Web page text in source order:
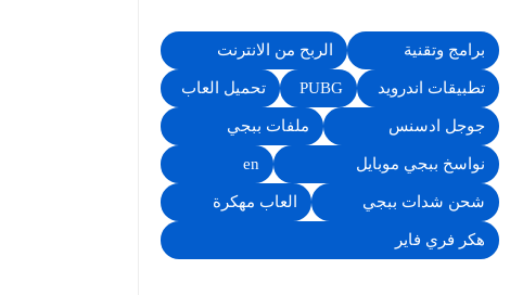
برامج وتقنية الربح من الانترنت
تطبيقات اندرويد PUBG تحميل العاب
جوجل ادسنس ملفات ببجي
نواسخ ببجي موبايل en
شحن شدات ببجي العاب مهكرة
هكر فري فاير